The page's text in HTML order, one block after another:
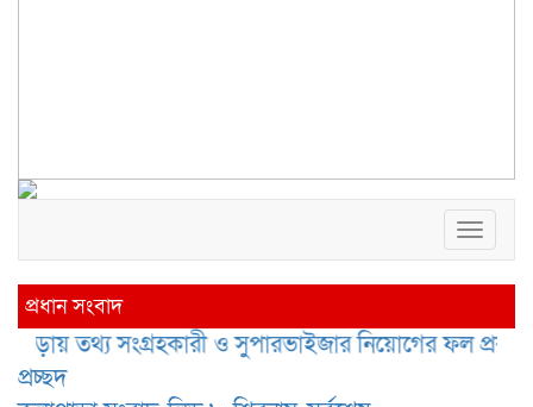
প্রধান সংবাদ
সংগ্রহকারী ও সুপারভাইজার নিয়োগের ফল প্রকাশ, নম্বর
প্রচ্ছদ